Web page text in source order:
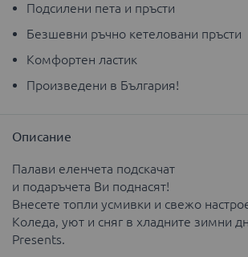
Подсилени пета и пръсти
Безшевни ръчно кетеловaни пръсти
Комфортен ластик
Произведени в България!
Описание
Палави еленчета подскачат
и подаръчета Ви поднасят!
Внесете топли усмивки и свежо
Коледа, уют и сняг в хладните зимни
Presents.